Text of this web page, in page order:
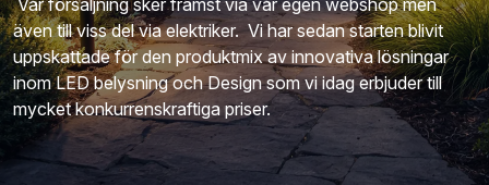
även till viss del via elektriker. Vi har sedan starten blivit
uppskattade för den produktmix av innovativa lösningar
inom LED belysning och Design som vi idag erbjuder till
mycket konkurrenskraftiga priser.